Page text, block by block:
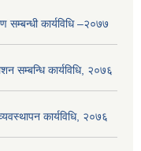
सम्बन्धी कार्यविधि –२०७७
सम्बन्धि कार्यविधि, २०७६
कार्यविधि, २०७६